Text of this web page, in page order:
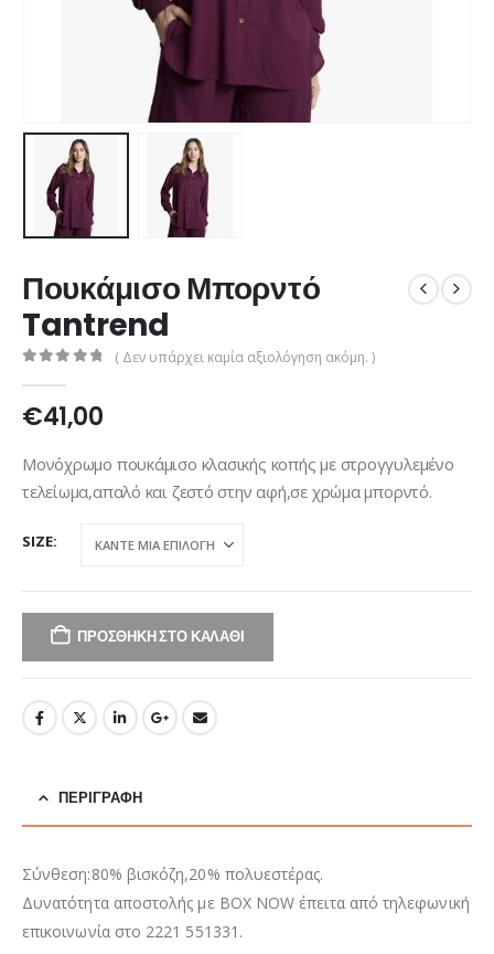
Πουκάμισο Μπορντό
Tantrend
( Δεν υπάρχει καμία αξιολόγηση ακόμη. )
€41,00
Μονόχρωμο πουκάμισο κλασικής κοπής με στρογγυλεμένο
τελείωμα,απαλό και ζεστό στην αφή,σε χρώμα μπορντό.
SIZE
ΠΡΟΣΘΉΚΗ ΣΤΟ ΚΑΛΆΘΙ
ΠΕΡΙΓΡΑΦΉ
Σύνθεση:80% βισκόζη,20% πολυεστέρας.
Δυνατότητα αποστολής με BOX NOW έπειτα από τηλεφωνική
επικοινωνία στο 2221 551331.